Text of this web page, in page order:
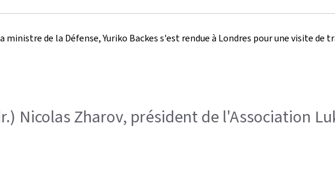
ministre de la Défense, Yuriko Backes s'est rendue à Londres pour une visite de
Nicolas Zharov, président de l'Association